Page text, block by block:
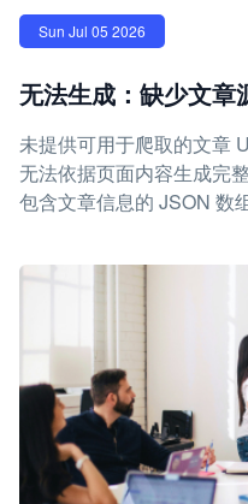
Sun Jul 05 2026
无法生成：缺少文章
未提供可用于爬取的文章
无法依据页面内容生成完
包含文章信息的 JSON 数